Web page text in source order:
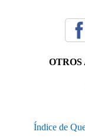
Índice de